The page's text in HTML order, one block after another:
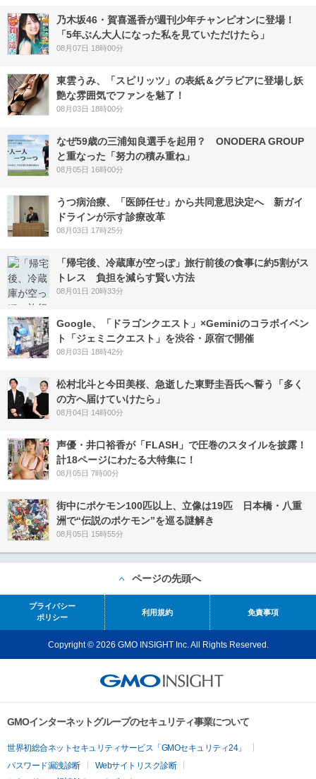
乃木坂46・賀喜遥香が週刊少年チャンピオンに登場！
「5年ぶん大人になった私を見ていただけたら」
08月07日 18時00分
東雲うみ、「スピリッツ」の表紙＆グラビアに登場し妖
艶な雰囲気でファンを魅了！
08月03日 18時00分
なぜ59歳の三浦知良選手を起用？ ONODERA GROUP
と重なった「努力の積み重ね」
08月05日 16時00分
うつ病治療、「医師任せ」から共同意思決定へ 新ガイ
ドラインが示す診療改革
08月03日 17時25分
「帰宅後、冷蔵庫が空っぽ」旅行前後の食事に約5割がス
トレス 負担を減らす賢い方法
08月01日 20時33分
Google、「ドラゴンクエスト」×Geminiのコラボイベン
ト「ジェミニクエスト」を渋谷・原宿で開催
08月03日 18時42分
松村北斗と今田美桜、急逝した東野圭吾氏へ誓う「多く
の方へ届けていけたら」
08月04日 14時00分
声優・井口裕香が「FLASH」で圧巻のスタイルを披露！
計18ページにわたる大特集に！
08月05日 7時00分
街中にポケモン100匹以上、立像は19匹 日本橋・八重
洲で“伝説のポケモン”を巡る謎解き
08月05日 15時55分
ページの先頭へ
プライバシー
ポリシー
利用規約 免責事項
Copyright © 2026 GMO INSIGHT Inc. All Rights Reserved.
GMOインターネットグループのセキュリティ事業について
世界初総合ネットセキュリティサービス「GMOセキュリティ24」
パスワード漏洩診断
Webサイトリスク診断